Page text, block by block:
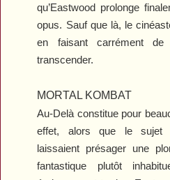
qu’Eastwood prolonge
opus. Sauf que là, le
en faisant carrément
transcender.
MORTAL KOMBAT
Au-Delà constitue pour
effet, alors que le sujet
laissaient présager une
fantastique plutôt